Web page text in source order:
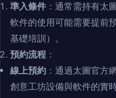
準入條件 ：通常需持有太
軟件的使用可能需要提前
基礎培訓）。
預約流程 ：
線上預約 ：通過太圖官方
創意工坊設備與軟件的實